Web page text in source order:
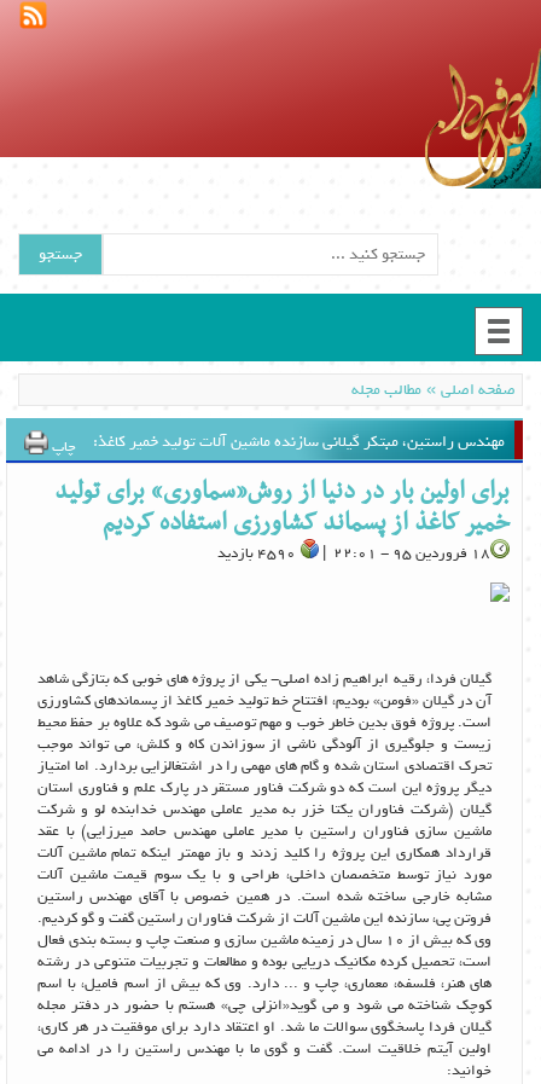
جستجو
صفحه اصلی»مطالب مجله
مهندس راستین، مبتکر گیلانی سازنده ماشین آلات تولید خمیر کاغذ: چاپ
برای اولین بار در دنیا از روش«سماوری» برای تولید
خمیر کاغذ از پسماند کشاورزی استفاده کردیم
18 فروردین 95 - 22:01 |
گیلان فردا، رقیه ابراهیم زاده اصلی- یکی از پروژه های خوبی که بتازگی شاهد
آن در گیلان «فومن» بودیم، افتتاح خط تولید خمیر کاغذ از پسماندهای کشاورزی
است. پروژه فوق بدین خاطر خوب و مهم توصیف می شود که علاوه بر حفظ محیط
زیست و جلوگیری از آلودگی ناشی از سوزاندن کاه و کلش، می تواند موجب
تحرک اقتصادی استان شده و گام های مهمی را در اشتغالزایی بردارد. اما امتیاز
دیگر پروژه این است که دو شرکت فناور مستقر در پارک علم و فناوری استان
گیلان (شرکت فناوران یکتا خزر به مدیر عاملی مهندس خدابنده لو و شرکت
ماشین سازی فناوران راستین با مدیر عاملی مهندس حامد میرزایی) با عقد
قرارداد همکاری این پروژه را کلید زدند و باز مهمتر اینکه تمام ماشین آلات
مورد نیاز توسط متخصصان داخلی، طراحی و با یک سوم قیمت ماشین آلات
مشابه خارجی ساخته شده است. در همین خصوص با آقای مهندس راستین
فروتن پی، سازنده این ماشین آلات از شرکت فناوران راستین گفت و گو کردیم.
وی که بیش از 10 سال در زمینه ماشین سازی و صنعت چاپ و بسته بندی فعال
است، تحصیل کرده مکانیک دریایی بوده و مطالعات و تجربیات متنوعی در رشته
های هنر، فلسفه، معماری، چاپ و ... دارد. وی که بیش از اسم فامیل، با اسم
کوچک شناخته می شود و می گوید«انزلی چی» هستم با حضور در دفتر مجله
گیلان فردا پاسخگوی سوالات ما شد. او اعتقاد دارد برای موفقیت در هر کاری،
اولین آیتم خلاقیت است. گفت و گوی ما با مهندس راستین را در ادامه می
خوانید: